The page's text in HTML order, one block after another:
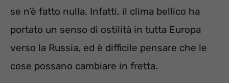
se n’è fatto nulla. Infatti, il clima bellico ha
portato un senso di ostilità in tutta Europa
verso la Russia, ed è difficile pensare che le
cose possano cambiare in fretta.